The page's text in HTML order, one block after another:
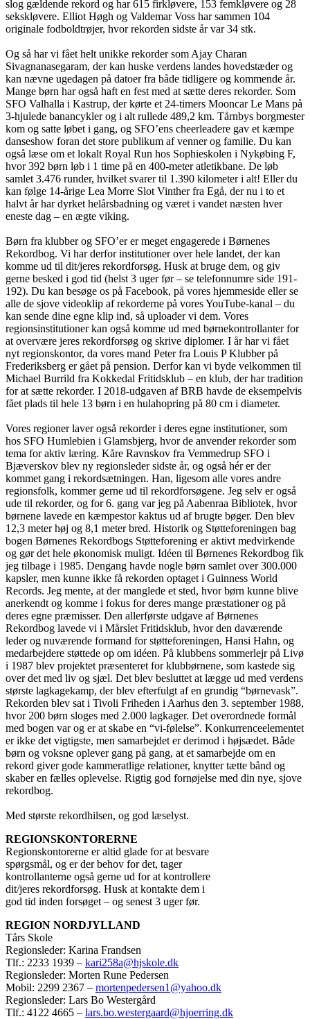
slog gældende rekord og har 615 firkløvere, 153 femkløvere og 28
sekskløvere. Elliot Høgh og Valdemar Voss har sammen 104
originale fodboldtrøjer, hvor rekorden sidste år var 34 stk.
Og så har vi fået helt unikke rekorder som Ajay Charan
Sivagnanasegaram, der kan huske verdens landes hovedstæder og
kan nævne ugedagen på datoer fra både tidligere og kommende år.
Mange børn har også haft en fest med at sætte deres rekorder. Som
SFO Valhalla i Kastrup, der kørte et 24-timers Mooncar Le Mans på
3-hjulede banancykler og i alt rullede 489,2 km. Tårnbys borgmester
kom og satte løbet i gang, og SFO’ens cheerleadere gav et kæmpe
danseshow foran det store publikum af venner og familie. Du kan
også læse om et lokalt Royal Run hos Sophieskolen i Nykøbing F,
hvor 392 børn løb i 1 time på en 400-meter atletikbane. De løb
samlet 3.476 runder, hvilket svarer til 1.390 kilometer i alt! Eller du
kan følge 14-årige Lea Morre Slot Vinther fra Egå, der nu i to et
halvt år har dyrket helårsbadning og været i vandet næsten hver
eneste dag – en ægte viking.
Børn fra klubber og SFO’er er meget engagerede i Børnenes
Rekordbog. Vi har derfor institutioner over hele landet, der kan
komme ud til dit/jeres rekordforsøg. Husk at bruge dem, og giv
gerne besked i god tid (helst 3 uger før – se telefonnumre side 191-
192). Du kan besøge os på Facebook, på vores hjemmeside eller se
alle de sjove videoklip af rekorderne på vores YouTube-kanal – du
kan sende dine egne klip ind, så uploader vi dem. Vores
regionsinstitutioner kan også komme ud med børnekontrollanter for
at overvære jeres rekordforsøg og skrive diplomer. I år har vi fået
nyt regionskontor, da vores mand Peter fra Louis P Klubber på
Frederiksberg er gået på pension. Derfor kan vi byde velkommen til
Michael Burrild fra Kokkedal Fritidsklub – en klub, der har tradition
for at sætte rekorder. I 2018-udgaven af BRB havde de eksempelvis
fået plads til hele 13 børn i en hulahopring på 80 cm i diameter.
Vores regioner laver også rekorder i deres egne institutioner, som
hos SFO Humlebien i Glamsbjerg, hvor de anvender rekorder som
tema for aktiv læring. Kåre Ravnskov fra Vemmedrup SFO i
Bjæverskov blev ny regionsleder sidste år, og også hér er der
kommet gang i rekordsætningen. Han, ligesom alle vores andre
regionsfolk, kommer gerne ud til rekordforsøgene. Jeg selv er også
ude til rekorder, og for 6. gang var jeg på Aabenraa Bibliotek, hvor
børnene lavede en kæmpestor kaktus ud af brugte bøger. Den blev
12,3 meter høj og 8,1 meter bred. Historik og Støtteforeningen bag
bogen Børnenes Rekordbogs Støtteforening er aktivt medvirkende
og gør det hele økonomisk muligt. Idéen til Børnenes Rekordbog fik
jeg tilbage i 1985. Dengang havde nogle børn samlet over 300.000
kapsler, men kunne ikke få rekorden optaget i Guinness World
Records. Jeg mente, at der manglede et sted, hvor børn kunne blive
anerkendt og komme i fokus for deres mange præstationer og på
deres egne præmisser. Den allerførste udgave af Børnenes
Rekordbog lavede vi i Mårslet Fritidsklub, hvor den daværende
leder og nuværende formand for støtteforeningen, Hansi Hahn, og
medarbejdere støttede op om idéen. På klubbens sommerlejr på Livø
i 1987 blev projektet præsenteret for klubbørnene, som kastede sig
over det med liv og sjæl. Det blev besluttet at lægge ud med verdens
største lagkagekamp, der blev efterfulgt af en grundig “børnevask”.
Rekorden blev sat i Tivoli Friheden i Aarhus den 3. september 1988,
hvor 200 børn sloges med 2.000 lagkager. Det overordnede formål
med bogen var og er at skabe en “vi-følelse”. Konkurrenceelementet
er ikke det vigtigste, men samarbejdet er derimod i højsædet. Både
børn og voksne oplever gang på gang, at et samarbejde om en
rekord giver gode kammeratlige relationer, knytter tætte bånd og
skaber en fælles oplevelse. Rigtig god fornøjelse med din nye, sjove
rekordbog.
Med største rekordhilsen, og god læselyst.
REGIONSKONTORERNE
Regionskontorerne er altid glade for at besvare
spørgsmål, og er der behov for det, tager
kontrollanterne også gerne ud for at kontrollere
dit/jeres rekordforsøg. Husk at kontakte dem i
god tid inden forsøget – og senest 3 uger før.
REGION NORDJYLLAND
Tårs Skole
Regionsleder: Karina Frandsen
Tlf.: 2233 1939 – kari258a@hjskole.dk
Regionsleder: Morten Rune Pedersen
Mobil: 2299 2367 – mortenpedersen1@yahoo.dk
Regionsleder: Lars Bo Westergård
Tlf.: 4122 4665 – lars.bo.westergaard@hjoerring.dk